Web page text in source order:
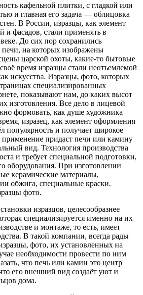
кафельной плитки, с гладкой или
и главная его задача — облицовка
В России, изразцы, как элемент
фасадов, стали применять в
До сих пор сохранились
на которых изображены
царской охоты, какие-то бытовые
время изразцы стали неотъемлемой
искусства. Изразцы, фото, которых
специализированных
показывают нам, до каких высот
изготовления. Все дело в лицевой
формовать, как душе художника
изразец, как элемент оформления
популярность и получает широкое
применение придаст печи или камину
вид. Технология производства
и требует специальной подготовки,
оборудования. При изготовлении
керамические материалы,
обжига, специальные краски.
фото.
изразцов, целесообразнее
специализируется именно на их
и монтаже, то есть, имеет
В такой компании, всегда рады
фото, их установленных на
необходимости провести по ним
что печь или камин это центр
его внешний вид создаёт уют и
дома.